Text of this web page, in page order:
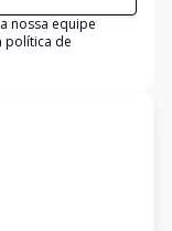
nossa equipe
política de